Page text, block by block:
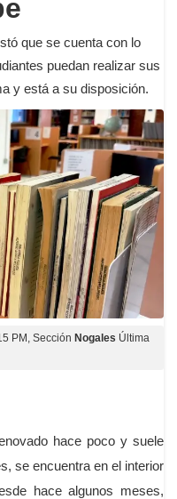
que se cuenta con lo
puedan realizar sus
y está a su disposición.
PM , Sección Nogales Última
hace poco y suele
se encuentra en el interior
hace algunos meses,